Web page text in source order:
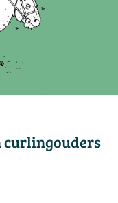
curlingouders